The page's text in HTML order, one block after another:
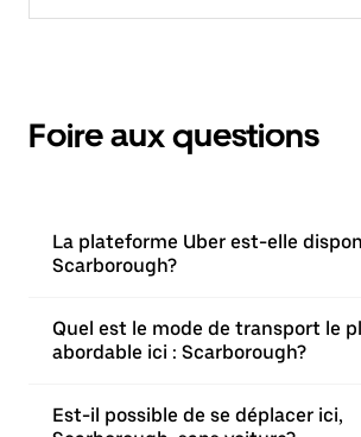
Foire aux questions
La plateforme Uber est-elle
Scarborough?
Quel est le mode de transport le
abordable ici : Scarborough?
Est-il possible de se déplacer ici,